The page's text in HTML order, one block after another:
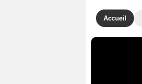
Accueil